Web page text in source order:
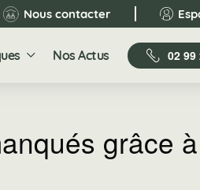
Nous contacter
Nos Actus 02 99
grâce